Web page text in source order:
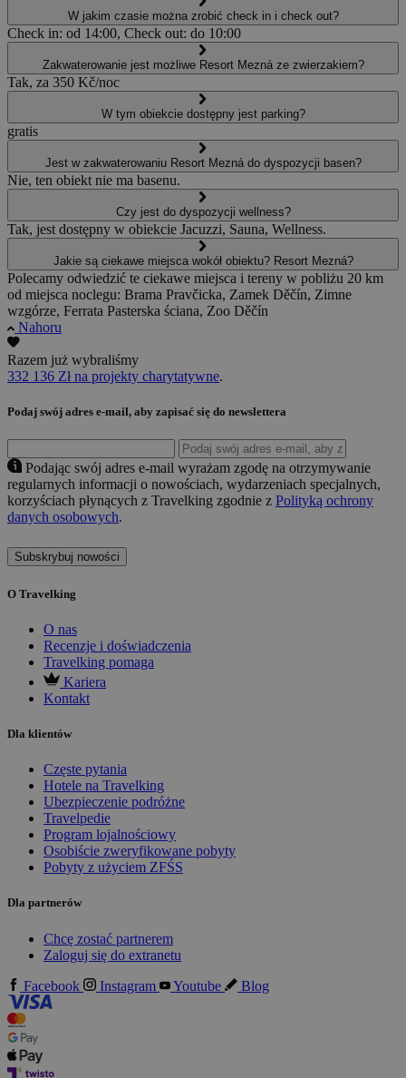
W jakim czasie można zrobić check in i check out?
Check in: od 14:00, Check out: do 10:00
Zakwaterowanie jest możliwe Resort Mezná ze zwierzakiem?
Tak, za 350 Kč/noc
W tym obiekcie dostępny jest parking?
gratis
Jest w zakwaterowaniu Resort Mezná do dyspozycji basen?
Nie, ten obiekt nie ma basenu.
Czy jest do dyspozycji wellness?
Tak, jest dostępny w obiekcie Jacuzzi, Sauna, Wellness.
Jakie są ciekawe miejsca wokół obiektu? Resort Mezná?
Polecamy odwiedzić te ciekawe miejsca i tereny w pobliżu 20 km
od miejsca noclegu: Brama Pravčicka, Zamek Děčín, Zimne
wzgórze, Ferrata Pasterska ściana, Zoo Děčín
Nahoru
Razem już wybraliśmy
332 136 Zł na projekty charytatywne.
Podaj swój adres e-mail, aby zapisać się do newslettera
Podając swój adres e-mail wyrażam zgodę na otrzymywanie
regularnych informacji o nowościach, wydarzeniach specjalnych,
korzyściach płynących z Travelking zgodnie z Polityką ochrony
danych osobowych.
Subskrybuj nowości
O Travelking
O nas
Recenzje i doświadczenia
Travelking pomaga
Kariera
Kontakt
Dla klientów
Częste pytania
Hotele na Travelking
Ubezpieczenie podróżne
Travelpedie
Program lojalnościowy
Osobiście zweryfikowane pobyty
Pobyty z użyciem ZFŚS
Dla partnerów
Chcę zostać partnerem
Zaloguj się do extranetu
Facebook
Instagram Youtube Blog